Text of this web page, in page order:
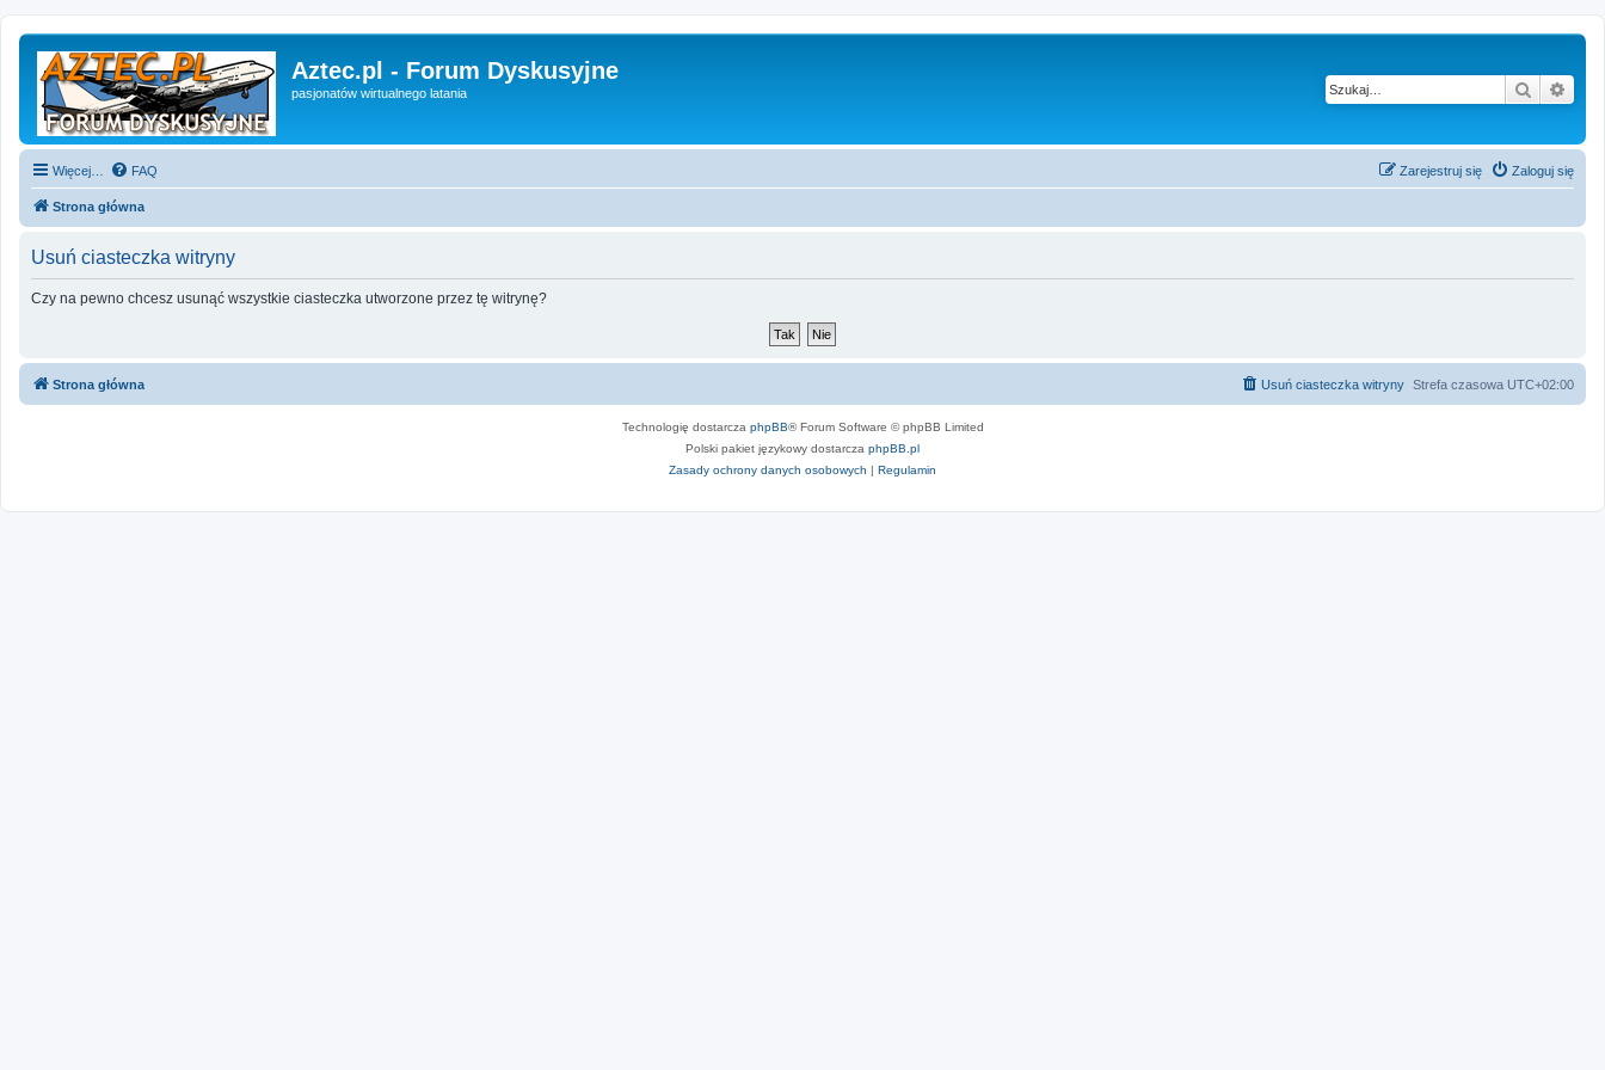
Aztec.pl - Forum Dyskusyjne
pasjonatów wirtualnego latania Szukaj
Więcej… FAQ Zaloguj się
Zarejestruj się
Strona główna
Usuń ciasteczka witryny
Czy na pewno chcesz usunąć wszystkie ciasteczka utworzone przez tę witrynę?
Strona główna Strefa czasowa UTC+02:00
Usuń ciasteczka witryny
Technologię dostarcza phpBB® Forum Software © phpBB Limited
Polski pakiet językowy dostarcza phpBB.pl
Zasady ochrony danych osobowych | Regulamin